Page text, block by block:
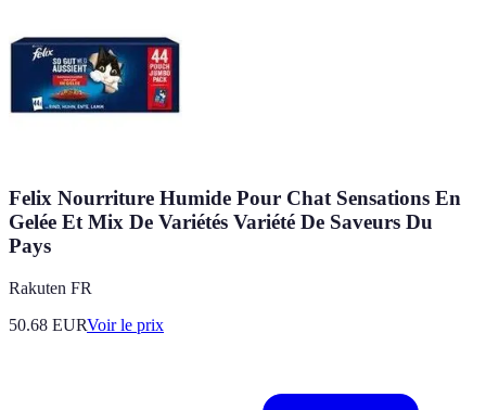
Felix Nourriture Humide Pour Chat Sensations En
Gelée Et Mix De Variétés Variété De Saveurs Du
Pays
Rakuten FR
50.68 EURVoir le prix